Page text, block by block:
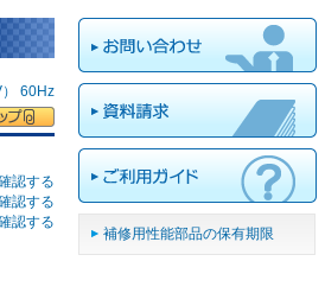
60Hz
認する
認する
認する
補修用性能部品の保有期限